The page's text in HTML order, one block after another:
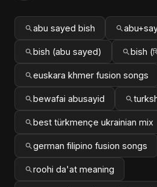
abu sayed bish
bish (abu sayed) bish
euskara khmer fusion songs
bewafai abusayid
best türkmençe ukrainian mix
german filipino fusion songs
roohi da'at meaning